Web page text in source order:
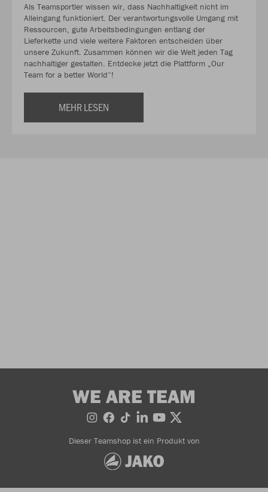
Als Teamsportler wissen wir, dass Nachhaltigkeit nicht im
Alleingang funktioniert. Der verantwortungsvolle Umgang mit
Ressourcen, gute Arbeitsbedingungen entlang der
Lieferkette und viele weitere Faktoren entscheiden über
unsere Zukunft. Zusammen können wir die Welt jeden Tag
nachhaltiger gestalten. Entdecke jetzt die Plattform „Our
Team for a better World“!
MEHR LESEN
WE ARE TEAM
Dieser Teamshop ist ein Produkt von